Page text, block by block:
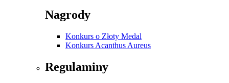
Nagrody
Konkurs o Złoty Medal
Konkurs Acanthus Aureus
Regulaminy